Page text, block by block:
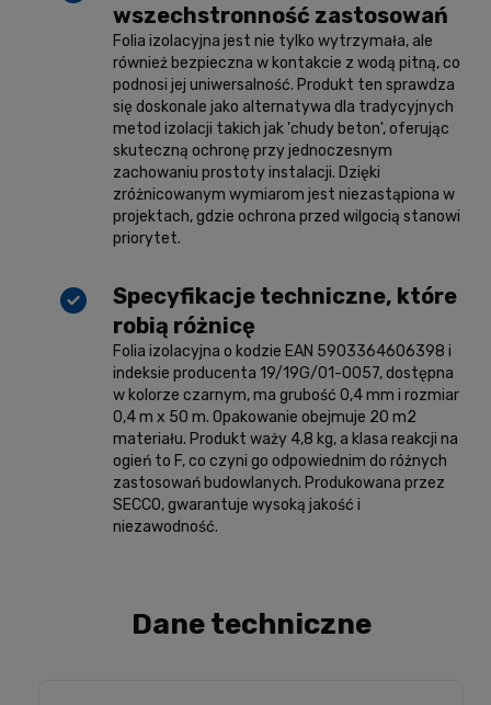
wszechstronność zastosowań
Folia izolacyjna jest nie tylko wytrzymała, ale
również bezpieczna w kontakcie z wodą pitną, co
podnosi jej uniwersalność. Produkt ten sprawdza
się doskonale jako alternatywa dla tradycyjnych
metod izolacji takich jak 'chudy beton', oferując
skuteczną ochronę przy jednoczesnym
zachowaniu prostoty instalacji. Dzięki
zróżnicowanym wymiarom jest niezastąpiona w
projektach, gdzie ochrona przed wilgocią stanowi
priorytet.
Specyfikacje techniczne, które
robią różnicę
Folia izolacyjna o kodzie EAN 5903364606398 i
indeksie producenta 19/19G/01-0057, dostępna
w kolorze czarnym, ma grubość 0,4 mm i rozmiar
0,4 m x 50 m. Opakowanie obejmuje 20 m2
materiału. Produkt waży 4,8 kg, a klasa reakcji na
ogień to F, co czyni go odpowiednim do różnych
zastosowań budowlanych. Produkowana przez
SECCO, gwarantuje wysoką jakość i
niezawodność.
Dane techniczne